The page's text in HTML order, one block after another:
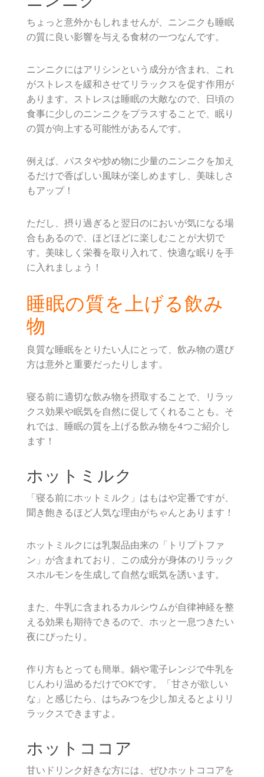
ちょっと意外かもしれませんが、ニンニクも睡眠
の質に良い影響を与える食材の一つなんです。
ニンニクにはアリシンという成分が含まれ、これ
がストレスを緩和させてリラックスを促す作用が
あります。ストレスは睡眠の大敵なので、日頃の
食事に少しのニンニクをプラスすることで、眠り
の質が向上する可能性があるんです。
例えば、パスタや炒め物に少量のニンニクを加え
るだけで香ばしい風味が楽しめますし、美味しさ
もアップ！
ただし、摂り過ぎると翌日のにおいが気になる場
合もあるので、ほどほどに楽しむことが大切で
す。美味しく栄養を取り入れて、快適な眠りを手
に入れましょう！
睡眠の質を上げる飲み
物
良質な睡眠をとりたい人にとって、飲み物の選び
方は意外と重要だったりします。
寝る前に適切な飲み物を摂取することで、リラッ
クス効果や眠気を自然に促してくれることも。そ
れでは、睡眠の質を上げる飲み物を4つご紹介し
ます！
ホットミルク
「寝る前にホットミルク」はもはや定番ですが、
聞き飽きるほど人気な理由がちゃんとあります！
ホットミルクには乳製品由来の「トリプトファ
ン」が含まれており、この成分が身体のリラック
スホルモンを生成して自然な眠気を誘います。
また、牛乳に含まれるカルシウムが自律神経を整
える効果も期待できるので、ホッと一息つきたい
夜にぴったり。
作り方もとっても簡単。鍋や電子レンジで牛乳を
じんわり温めるだけでOKです。「甘さが欲しい
な」と感じたら、はちみつを少し加えるとよりリ
ラックスできますよ。
ホットココア
甘いドリンク好きな方には、ぜひホットココアを